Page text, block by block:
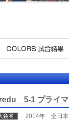
5-1 プライ
2014年 全日本